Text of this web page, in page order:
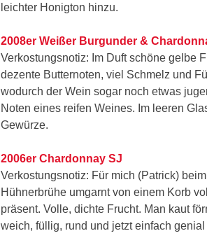
leichter Honigton hinzu.
2008er Weißer Burgunder &
Verkostungsnotiz: Im Duft schöne gelbe
dezente Butternoten, viel Schmelz und
wodurch der Wein sogar noch etwas
Noten eines reifen Weines. Im leeren
Gewürze.
2006er Chardonnay SJ
Verkostungsnotiz: Für mich (Patrick)
Hühnerbrühe umgarnt von einem Korb
präsent. Volle, dichte Frucht. Man kaut
weich, füllig, rund und jetzt einfach